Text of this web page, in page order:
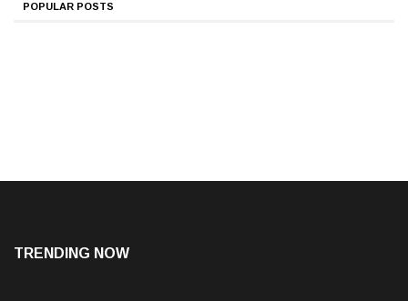
POPULAR POSTS
TRENDING NOW